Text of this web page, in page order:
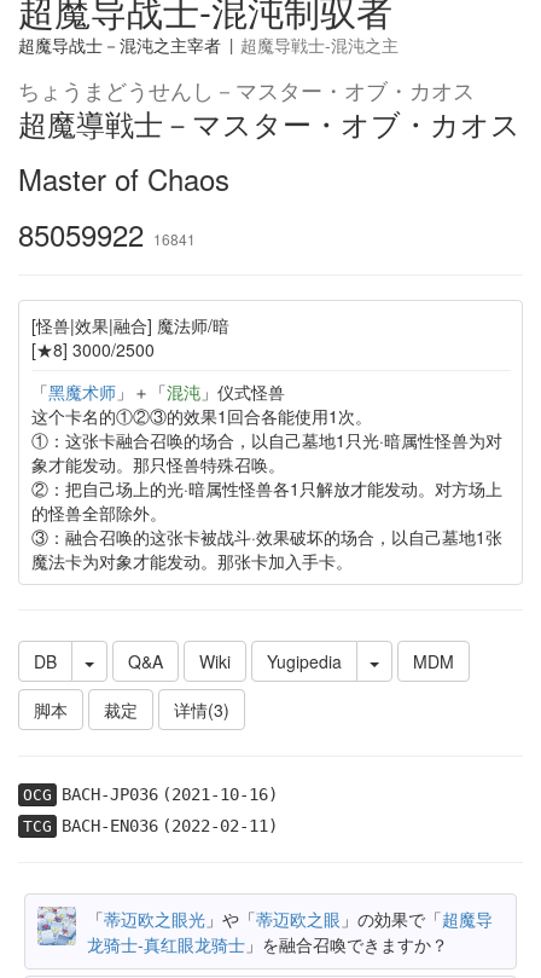
超魔导战士－混沌之主宰者 | 超魔导戦士-混沌之主
ちょうまどうせんし－マスター・オブ・カオス
超魔導戦士－マスター・オブ・カオス
Master of Chaos
85059922 16841
[怪兽|效果|融合] 魔法师/暗
[★8] 3000/2500
「黑魔术师」＋「混沌」仪式怪兽
这个卡名的①②③的效果1回合各能使用1次。
①：这张卡融合召唤的场合，以自己墓地1只光·暗属性怪兽为对
象才能发动。那只怪兽特殊召唤。
②：把自己场上的光·暗属性怪兽各1只解放才能发动。对方场上
的怪兽全部除外。
③：融合召唤的这张卡被战斗·效果破坏的场合，以自己墓地1张
魔法卡为对象才能发动。那张卡加入手卡。
DB Q&A Wiki Yugipedia
MDM
脚本
裁定 详情(3)
OCG BACH-JP036(2021-10-16)
TCG BACH-EN036(2022-02-11)
「蒂迈欧之眼光 」や「蒂迈欧之眼 」の効果で「超魔导
龙骑士-真红眼龙骑士 」を融合召喚できますか？